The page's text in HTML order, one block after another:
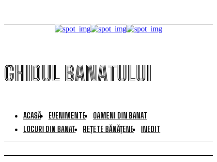
GHIDUL BANATULUI
ACASĂ EVENIMENTE
OAMENI DIN BANAT
LOCURI DIN BANAT
REȚETE BĂNĂȚENE INEDIT